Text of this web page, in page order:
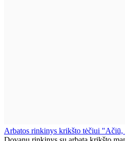
Arbatos rinkinys krikšto tėčiui "Ačiū,